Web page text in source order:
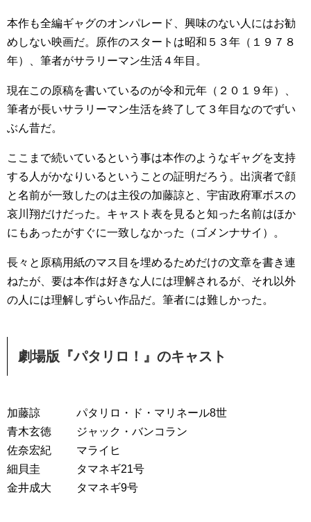
本作も全編ギャグのオンパレード、興味のない人にはお勧
めしない映画だ。原作のスタートは昭和５３年（１９７８
年）、筆者がサラリーマン生活４年目。
現在この原稿を書いているのが令和元年（２０１９年）、
筆者が長いサラリーマン生活を終了して３年目なのでずい
ぶん昔だ。
ここまで続いているという事は本作のようなギャグを支持
する人がかなりいるということの証明だろう。出演者で顔
と名前が一致したのは主役の加藤諒と、宇宙政府軍ボスの
哀川翔だけだった。キャスト表を見ると知った名前はほか
にもあったがすぐに一致しなかった（ゴメンナサイ）。
長々と原稿用紙のマス目を埋めるためだけの文章を書き連
ねたが、要は本作は好きな人には理解されるが、それ以外
の人には理解しずらい作品だ。筆者には難しかった。
劇場版『パタリロ！』のキャスト
加藤諒 パタリロ・ド・マリネール8世
青木玄徳 ジャック・バンコラン
佐奈宏紀 マライヒ
細貝圭 タマネギ21号
金井成大 タマネギ9号